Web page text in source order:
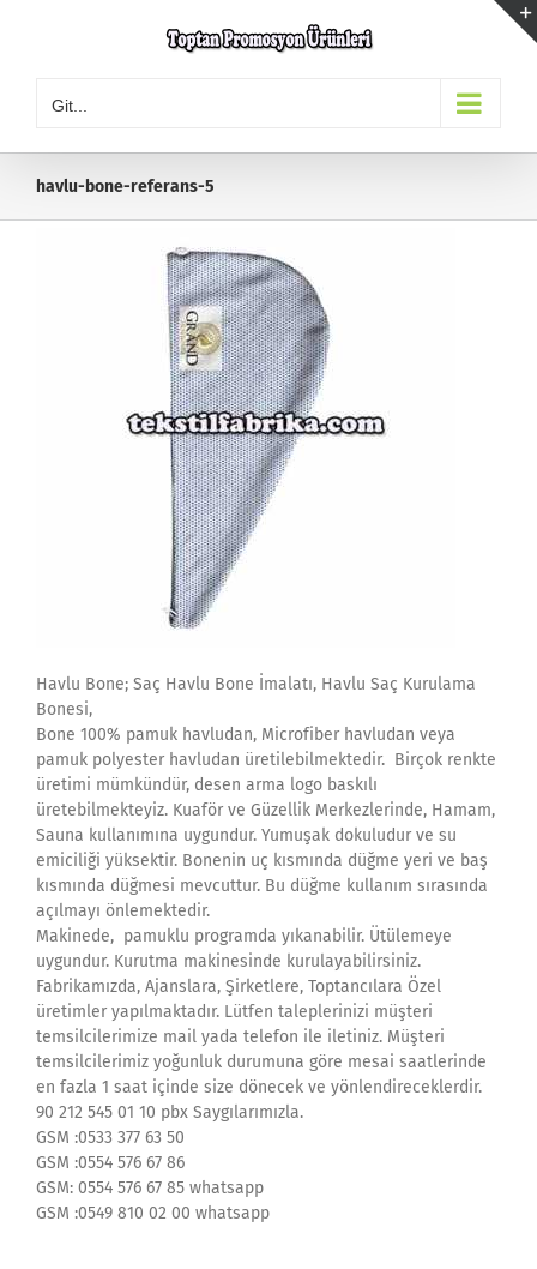
Git...
havlu-bone-referans-5
Havlu Bone; Saç Havlu Bone İmalatı, Havlu Saç Kurulama
Bonesi,
Bone 100% pamuk havludan, Microfiber havludan veya
pamuk polyester havludan üretilebilmektedir. Birçok renkte
üretimi mümkündür, desen arma logo baskılı
üretebilmekteyiz. Kuaför ve Güzellik Merkezlerinde, Hamam,
Sauna kullanımına uygundur. Yumuşak dokuludur ve su
emiciliği yüksektir. Bonenin uç kısmında düğme yeri ve baş
kısmında düğmesi mevcuttur. Bu düğme kullanım sırasında
açılmayı önlemektedir.
Makinede, pamuklu programda yıkanabilir. Ütülemeye
uygundur. Kurutma makinesinde kurulayabilirsiniz.
Fabrikamızda, Ajanslara, Şirketlere, Toptancılara Özel
üretimler yapılmaktadır. Lütfen taleplerinizi müşteri
temsilcilerimize mail yada telefon ile iletiniz. Müşteri
temsilcilerimiz yoğunluk durumuna göre mesai saatlerinde
en fazla 1 saat içinde size dönecek ve yönlendireceklerdir.
90 212 545 01 10 pbx Saygılarımızla.
GSM :0533 377 63 50
GSM :0554 576 67 86
GSM: 0554 576 67 85 whatsapp
GSM :0549 810 02 00 whatsapp